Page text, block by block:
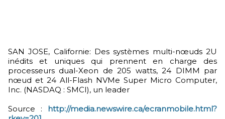
SAN JOSE, Californie: Des systèmes multi-nœuds 2U
inédits et uniques qui prennent en charge des
processeurs dual-Xeon de 205 watts, 24 DIMM par
nœud et 24 All-Flash NVMe Super Micro Computer,
Inc. (NASDAQ : SMCI), un leader
Source : http://media.newswire.ca/ecranmobile.html?